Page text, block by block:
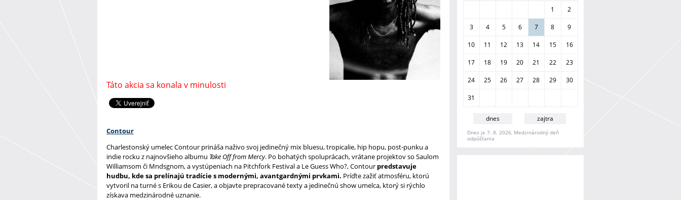
Táto akcia sa konala v minulosti
Contour
Charlestonský umelec Contour prináša naživo svoj jedinečný mix bluesu, tropicalie, hip hopu, post-punku a
indie rocku z najnovšieho albumu Take Off from Mercy. Po bohatých spoluprácach, vrátane projektov so Saulom
Williamsom či Mndsgnom, a vystúpeniach na Pitchfork Festival a Le Guess Who?, Contour predstavuje
hudbu, kde sa prelínajú tradície s modernými, avantgardnými prvkami. Príďte zažiť atmosféru, ktorú
vytvoril na turné s Erikou de Casier, a objavte prepracované texty a jedinečnú show umelca, ktorý si rýchlo
získava medzinárodné uznanie.
1 2
3 4 5 6 7 8 9
10 11 12 13 14 15 16
17 18 19 20 21 22 23
24 25 26 27 28 29 30
31
dnes zajtra
Dnes je 7. 8. 2026, Medzinárodný deň
odpúšťania